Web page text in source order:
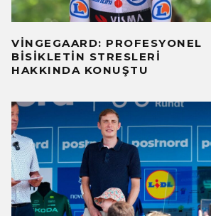
VINGEGAARD: PROFESYONEL
BISIKLETIN STRESLERI
HAKKINDA KONUŞTU